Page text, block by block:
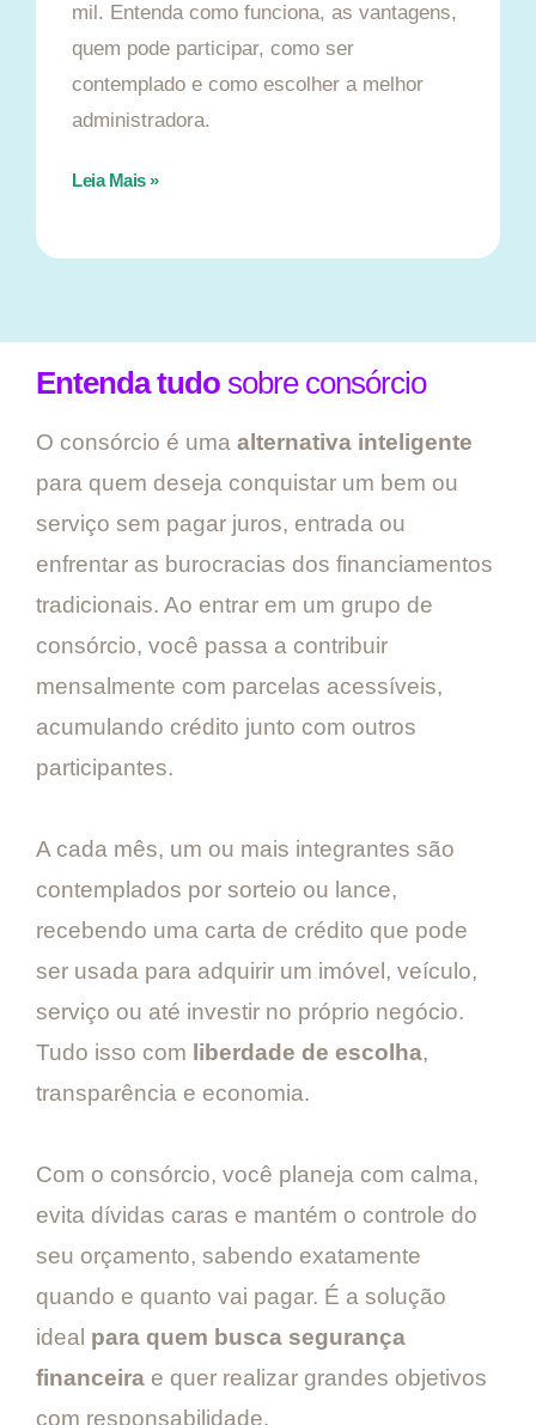
mil. Entenda como funciona, as vantagens,
quem pode participar, como ser
contemplado e como escolher a melhor
administradora.
Leia Mais »
Entenda tudo sobre consórcio
O consórcio é uma alternativa inteligente
para quem deseja conquistar um bem ou
serviço sem pagar juros, entrada ou
enfrentar as burocracias dos financiamentos
tradicionais. Ao entrar em um grupo de
consórcio, você passa a contribuir
mensalmente com parcelas acessíveis,
acumulando crédito junto com outros
participantes.
A cada mês, um ou mais integrantes são
contemplados por sorteio ou lance,
recebendo uma carta de crédito que pode
ser usada para adquirir um imóvel, veículo,
serviço ou até investir no próprio negócio.
Tudo isso com liberdade de escolha,
transparência e economia.
Com o consórcio, você planeja com calma,
evita dívidas caras e mantém o controle do
seu orçamento, sabendo exatamente
quando e quanto vai pagar. É a solução
ideal para quem busca segurança
financeira e quer realizar grandes objetivos
com responsabilidade.